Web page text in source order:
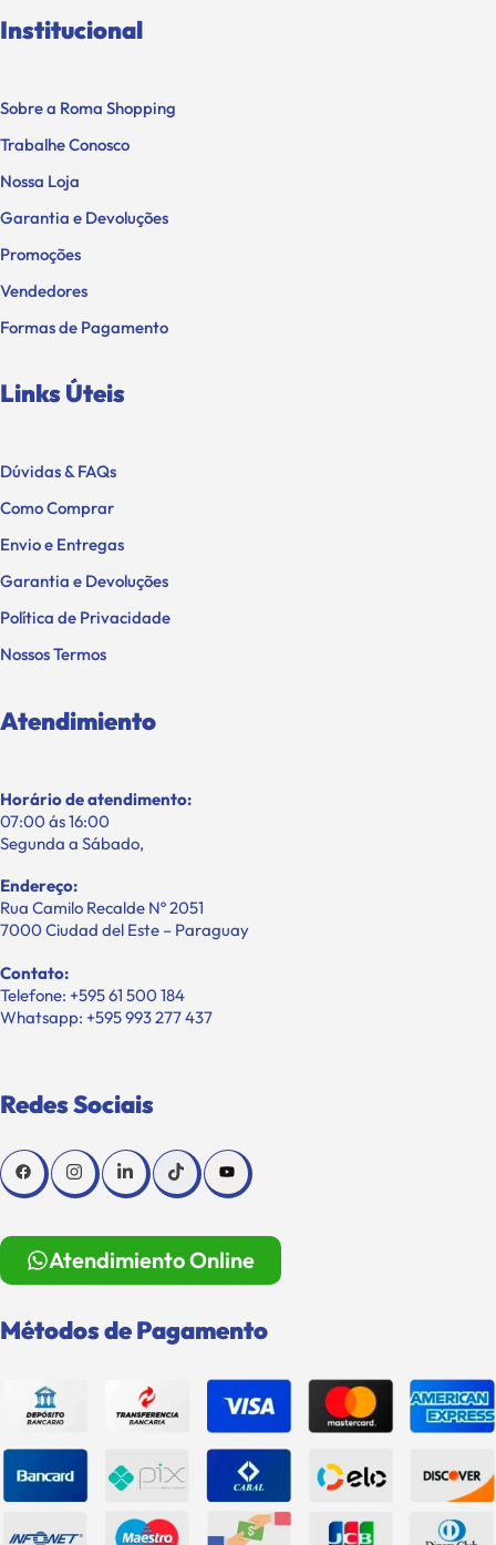
Institucional
Sobre a Roma Shopping
Trabalhe Conosco
Nossa Loja
Garantia e Devoluções
Promoções
Vendedores
Formas de Pagamento
Links Úteis
Dúvidas & FAQs
Como Comprar
Envio e Entregas
Garantia e Devoluções
Política de Privacidade
Nossos Termos
Atendimiento
Horário de atendimento:
07:00 ás 16:00
Segunda a Sábado,
Endereço:
Rua Camilo Recalde Nº 2051
7000 Ciudad del Este – Paraguay
Contato:
Telefone: +595 61 500 184
Whatsapp: +595 993 277 437
Redes Sociais
Atendimiento Online
Métodos de Pagamento